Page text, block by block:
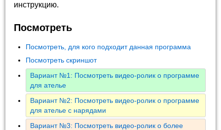
инструкцию.
Посмотреть
Посмотреть, для кого подходит данная программа
Посмотреть скриншот
Вариант №1: Посмотреть видео-ролик о программе
для ателье
Вариант №2: Посмотреть видео-ролик о программе
для ателье с нарядами
Вариант №3: Посмотреть видео-ролик о более